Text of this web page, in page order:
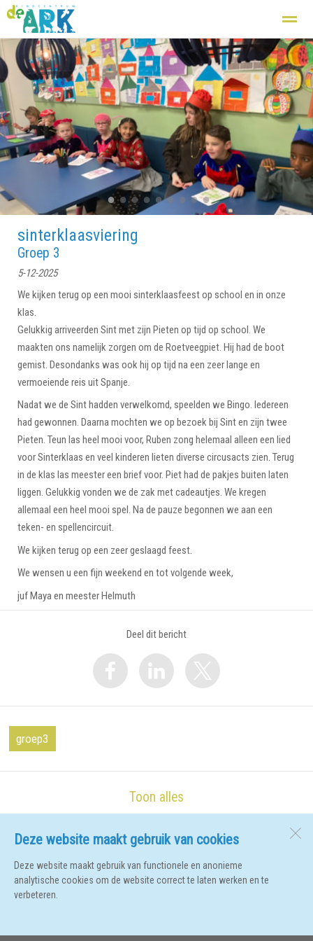
Kindcentrum Basisschool Zij aan zij Opvang De groepen
Home Nieuws Agenda Foto's
Deze website maakt gebruik van cookies
Deze website maakt gebruik van functionele en anonieme
analytische cookies om de website correct te laten werken en te
verbeteren.
● ● ● ● ● ● ● ● ●
sinterklaasviering
Groep 3
5-12-2025
We kijken terug op een mooi sinterklaasfeest op school en in onze
klas.
Gelukkig arriveerden Sint met zijn Pieten op tijd op school. We
maakten ons namelijk zorgen om de Roetveegpiet. Hij had de boot
gemist. Desondanks was ook hij op tijd na een zeer lange en
vermoeiende reis uit Spanje.
Nadat we de Sint hadden verwelkomd, speelden we Bingo. Iedereen
had gewonnen. Daarna mochten we op bezoek bij Sint en zijn twee
Pieten. Teun las heel mooi voor, Ruben zong helemaal alleen een lied
voor Sinterklaas en veel kinderen lieten diverse circusacts zien. Terug
in de klas las meester een brief voor. Piet had de pakjes buiten laten
liggen. Gelukkig vonden we de zak met cadeautjes. We kregen
allemaal een heel mooi spel. Na de pauze begonnen we aan een
teken- en spellencircuit.
We kijken terug op een zeer geslaagd feest.
We wensen u een fijn weekend en tot volgende week,
juf Maya en meester Helmuth
Deel dit bericht
groep3
Toon alles
De Ark
Vincent van Goghlaan 2
1741 JR Schagen